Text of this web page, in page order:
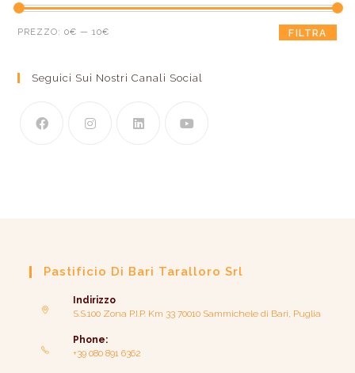
FILTRA
PREZZO:0€ —10€
Seguici Sui Nostri Canali Social
Pastificio Di Bari Taralloro Srl
Indirizzo
S.S.100 Zona P.I.P. Km 33 70010 Sammichele di Bari, Puglia
Phone:
+39 080 891 6362